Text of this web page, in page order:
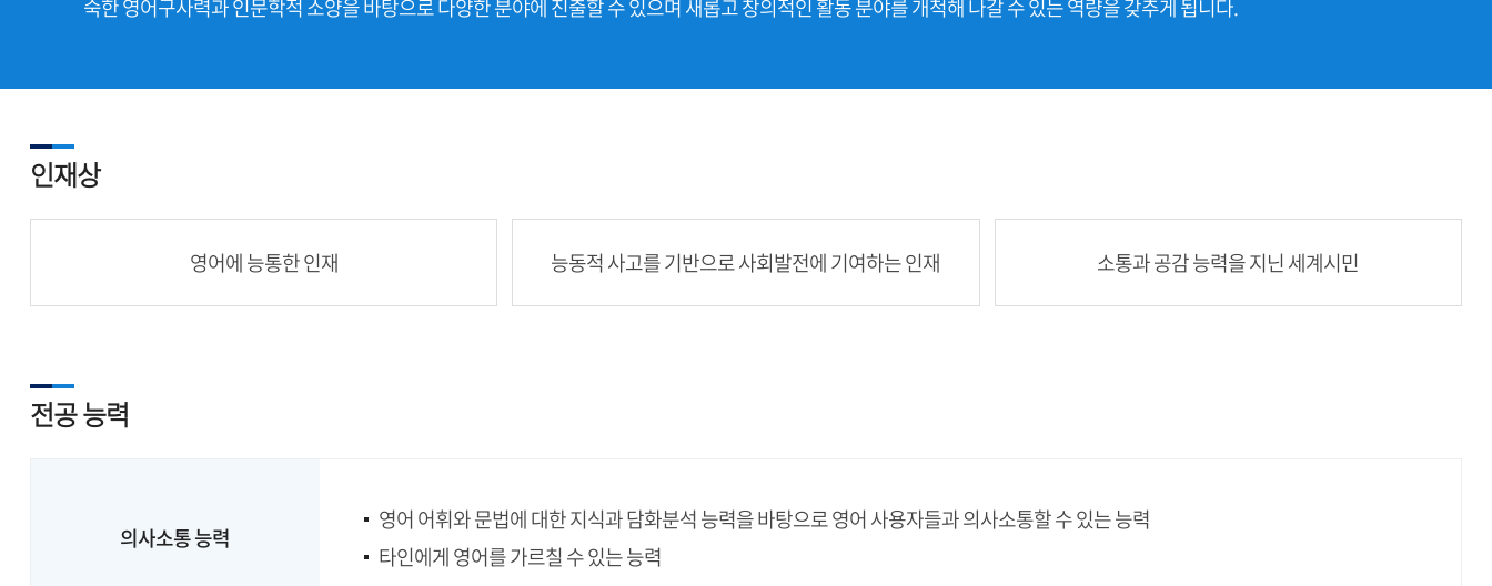
숙한 영어구사력과 인문학적 소양을 바탕으로 다양한 분야에 진출할 수 있으며 새롭고 창의적인 활동 분야를 개척해 나갈 수 있는 역량을 갖추게 됩니다.
인재상
영어에 능통한 인재 능동적 사고를 기반으로 사회발전에 기여하는 인재 소통과 공감 능력을 지닌 세계시민
전공 능력
의사소통 능력
영어 어휘와 문법에 대한 지식과 담화분석 능력을 바탕으로 영어 사용자들과 의사소통할 수 있는 능력
타인에게 영어를 가르칠 수 있는 능력